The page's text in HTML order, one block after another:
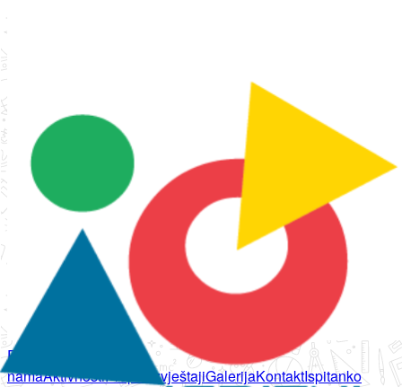
Početna
namaAktivnostiPropisi IzvještajiGalerijaKontaktIspitanko